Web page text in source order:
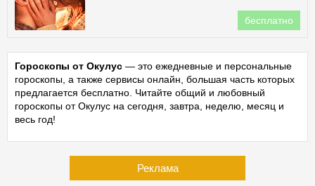
бесплатно
Гороскопы от Окулус — это ежедневные и персональные
гороскопы, а также сервисы онлайн, большая часть которых
предлагается бесплатно. Читайте общий и любовный
гороскопы от Окулус на сегодня, завтра, неделю, месяц и
весь год!
Реклама